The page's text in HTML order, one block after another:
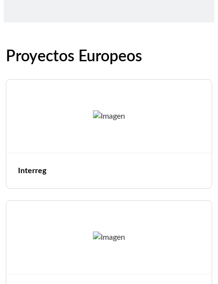
Proyectos Europeos
Interreg